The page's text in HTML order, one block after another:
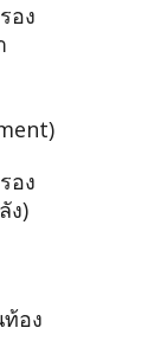
อง
อง
ง)
อง